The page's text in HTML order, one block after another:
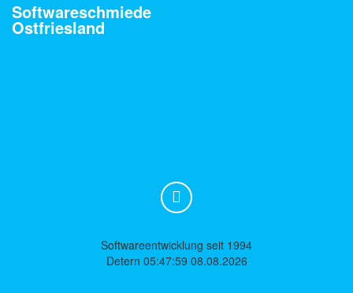
Softwareschmiede
Ostfriesland
Softwareentwicklung seit 1994
Detern 05:47:59 08.08.2026